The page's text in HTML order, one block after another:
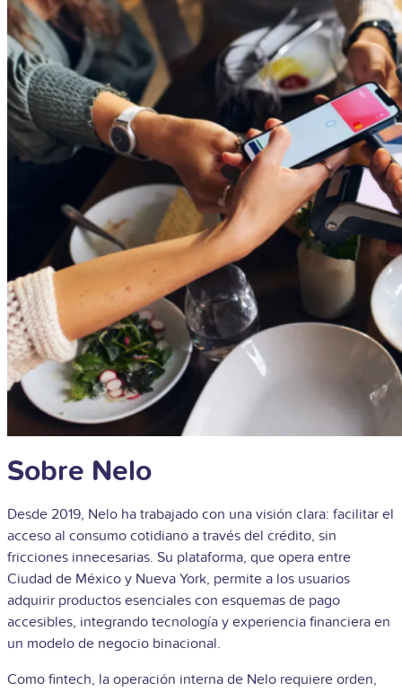
Sobre Nelo
Desde 2019, Nelo ha trabajado con una visión clara: facilitar el
acceso al consumo cotidiano a través del crédito, sin
fricciones innecesarias. Su plataforma, que opera entre
Ciudad de México y Nueva York, permite a los usuarios
adquirir productos esenciales con esquemas de pago
accesibles, integrando tecnología y experiencia financiera en
un modelo de negocio binacional.
Como fintech, la operación interna de Nelo requiere orden,